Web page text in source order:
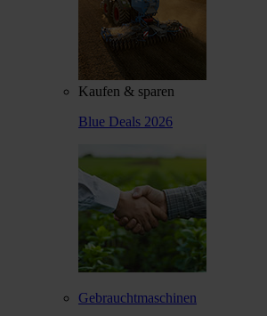
Kaufen & sparen
Blue Deals 2026
Gebrauchtmaschinen